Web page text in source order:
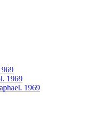
1969
1969